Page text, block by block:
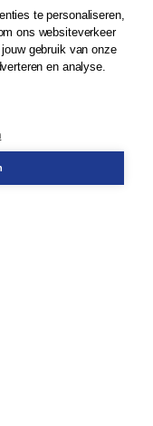
te personaliseren,
ons websiteverkeer
gebruik van onze
en analyse.